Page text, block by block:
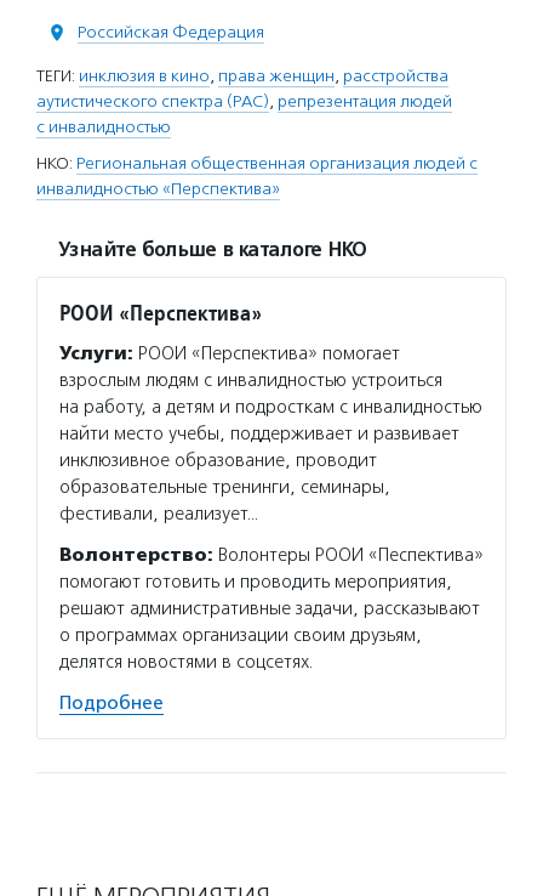
Российская Федерация
ТЕГИ: инклюзия в кино, права женщин, расстройства
аутистического спектра (РАС), репрезентация людей
с инвалидностью
НКО: Региональная общественная организация людей с
инвалидностью «Перспектива»
Узнайте больше в каталоге НКО
РООИ «Перспектива»
Услуги: РООИ «Перспектива» помогает
взрослым людям с инвалидностью устроиться
на работу, а детям и подросткам с инвалидностью
найти место учебы, поддерживает и развивает
инклюзивное образование, проводит
образовательные тренинги, семинары,
фестивали, реализует…
Волонтерство: Волонтеры РООИ «Песпектива»
помогают готовить и проводить мероприятия,
решают административные задачи, рассказывают
о программах организации своим друзьям,
делятся новостями в соцсетях.
Подробнее